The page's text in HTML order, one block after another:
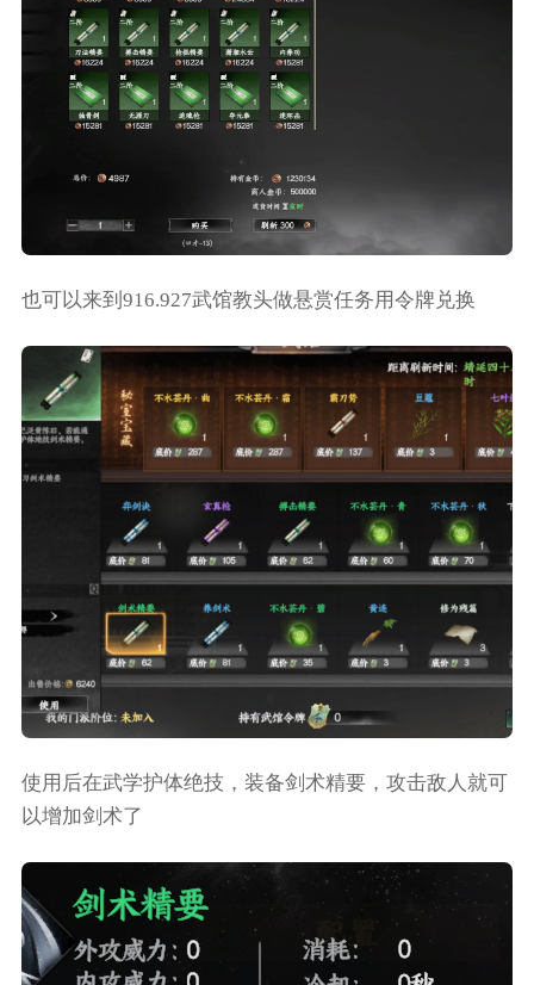
也可以来到916.927武馆教头做悬赏任务用令牌兑换
使用后在武学护体绝技，装备剑术精要，攻击敌人就可
以增加剑术了